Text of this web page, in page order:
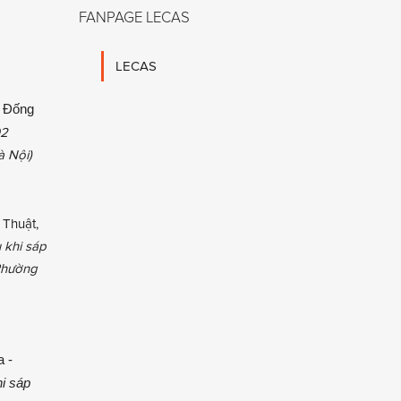
Đống
Nội)
khi sáp
-
sáp
FANPAGE LECAS
LECAS